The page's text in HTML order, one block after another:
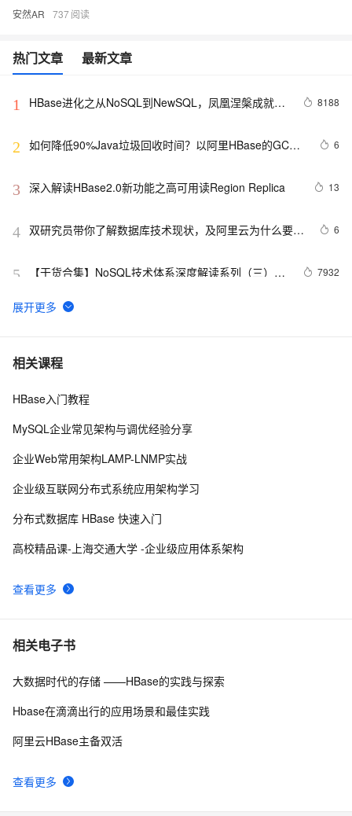
安然AR 737
热门文章 最新文章
1
HBase进化之从NoSQL到NewSQL，凤凰涅槃成就
8188
2 如何降低90%Java垃圾回收时间？以阿里HBase的GC优
6
3 深入解读HBase2.0新功能之高可用读Region Replica 13
4 双研究员带你了解数据库技术现状，及阿里云为什么要推
6
5
【干货合集】NoSQL技术体系深度解读系列（三）：
利器
7932
6 hadoop2.6完全分布式安装HBase1.1
7 HBase指南 | HBase 2.0之修复工具HBCK2运维指南
8 系统设计之ES和Hbase的结合使用设计
10Flume1.5.0的安装、部署、简单应用(含伪分布式、与
相关课程
查看更多
HBase入门教程
MySQL企业常见架构与调优经验分享
企业Web常用架构LAMP-LNMP实战
企业级互联网分布式系统应用架构学习
分布式数据库 HBase 快速入门
高校精品课-上海交通大学 -企业级应用体系架构
相关电子书
查看更多
大数据时代的存储 ——HBase的实践与探索
Hbase在滴滴出行的应用场景和最佳实践
阿里云HBase主备双活